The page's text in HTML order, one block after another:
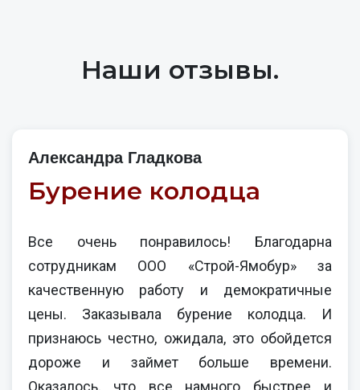
Наши отзывы.
Александра Гладкова
Бурение колодца
Все очень понравилось! Благодарна
сотрудникам ООО «Строй-Ямобур» за
качественную работу и демократичные
цены. Заказывала бурение колодца. И
признаюсь честно, ожидала, это обойдется
дороже и займет больше времени.
Оказалось, что все намного быстрее и